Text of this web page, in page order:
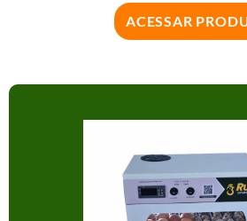
ACESSAR